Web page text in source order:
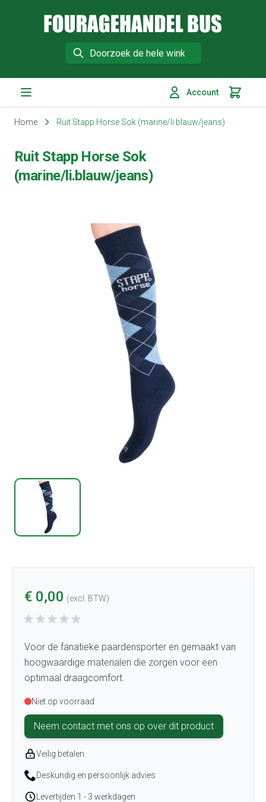
Search
Account
Home Ruit Stapp Horse Sok (marine/li.blauw/jeans)
Ruit Stapp Horse Sok
(marine/li.blauw/jeans)
€ 0,00 (excl. BTW)
Voor de fanatieke paardensporter en gemaakt van
hoogwaardige materialen die zorgen voor een
optimaal draagcomfort.
Niet op voorraad
Neem contact met ons op over dit product
Veilig betalen
Deskundig en persoonlijk advies
Levertijden 1 - 3 werkdagen